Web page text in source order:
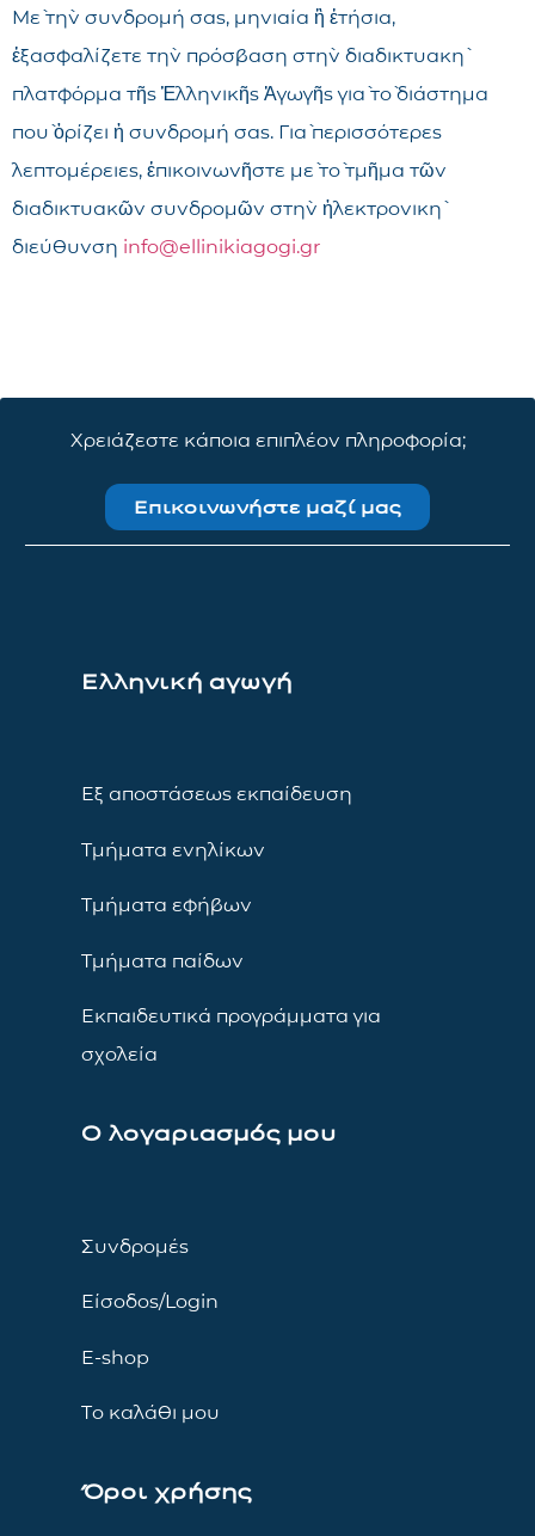
Μὲ τὴν συνδρομή σας, μηνιαία ἢ ἐτήσια,
ἐξασφαλίζετε τὴν πρόσβαση στὴν διαδικτυακὴ
πλατφόρμα τῆς Ἑλληνικῆς Ἀγωγῆς γιὰ τὸ διάστημα
ποὺ ὁρίζει ἡ συνδρομή σας. Γιὰ περισσότερες
λεπτομέρειες, ἐπικοινωνῆστε μὲ τὸ τμῆμα τῶν
διαδικτυακῶν συνδρομῶν στὴν ἠλεκτρονικὴ
διεύθυνση info@ellinikiagogi.gr
Χρειάζεστε κάποια επιπλέον πληροφορία;
Επικοινωνήστε μαζί μας
Ελληνική αγωγή
Εξ αποστάσεως εκπαίδευση
Τμήματα ενηλίκων
Τμήματα εφήβων
Τμήματα παίδων
Εκπαιδευτικά προγράμματα για
σχολεία
Ο λογαριασμός μου
Συνδρομές
Είσοδος/Login
E-shop
Το καλάθι μου
Όροι χρήσης